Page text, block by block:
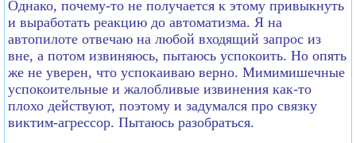
Однако, почему-то не получается к этому привыкнуть
и выработать реакцию до автоматизма. Я на
автопилоте отвечаю на любой входящий запрос из
вне, а потом извиняюсь, пытаюсь успокоить. Но опять
же не уверен, что успокаиваю верно. Мимимишечные
успокоительные и жалобливые извинения как-то
плохо действуют, поэтому и задумался про связку
виктим-агрессор. Пытаюсь разобраться.